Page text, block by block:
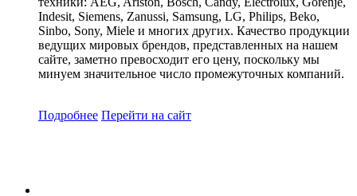
Indesit, Siemens, Zanussi, Samsung, LG, Philips, Beko,
Sinbo, Sony, Miele и многих других. Качество продукции
ведущих мировых брендов, представленных на нашем
сайте, заметно превосходит его цену, поскольку мы
минуем значительное число промежуточных компаний.
Подробнее Перейти на сайт